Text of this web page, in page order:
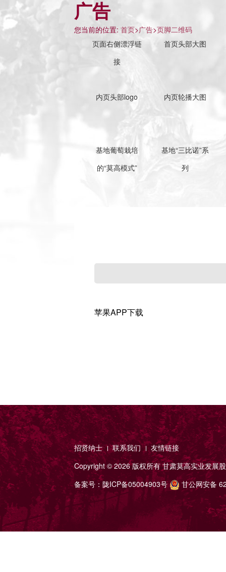
广告
您当前的位置: 首页>广告>页脚二维码
页面右侧漂浮链
接
首页头部大图
内页头部logo 内页轮播大图
基地葡萄栽培
的“莫高模式”
基地“三比诺”系
列
苹果APP下载
招贤纳士 联系我们
友情链接
Copyright ©2026 版权所有甘肃莫高实业发展
备案号：陇ICP备05004903号 甘公网安备